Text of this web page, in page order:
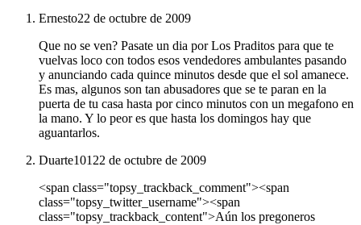
Ernesto22 de octubre de 2009
Que no se ven? Pasate un dia por Los Praditos para que te
vuelvas loco con todos esos vendedores ambulantes pasando
y anunciando cada quince minutos desde que el sol amanece.
Es mas, algunos son tan abusadores que se te paran en la
puerta de tu casa hasta por cinco minutos con un megafono en
la mano. Y lo peor es que hasta los domingos hay que
aguantarlos.
Duarte101 22 de octubre de 2009
<span class="topsy_trackback_comment"><span
class="topsy_twitter_username"><span
class="topsy_trackback_content">Aún los pregoneros